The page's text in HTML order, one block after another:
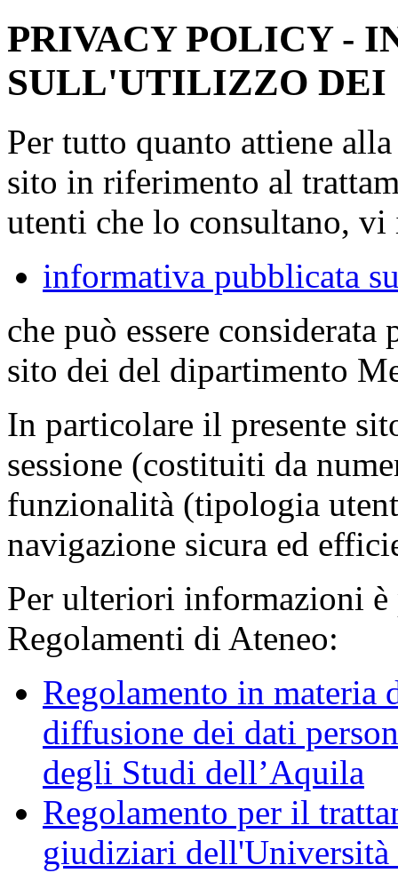
PRIVACY POLICY -
SULL'UTILIZZO DEI
Per tutto quanto attiene
sito in riferimento al
utenti che lo consultano,
informativa pubblicata
che può essere
sito dei del dipartimento
In particolare il presente
sessione (costituiti da
funzionalità (tipologia
navigazione sicura ed
Per ulteriori informazioni è
Regolamenti di Ateneo:
Regolamento in materia
diffusione dei dati
degli Studi dell’Aquila
Regolamento per il
giudiziari